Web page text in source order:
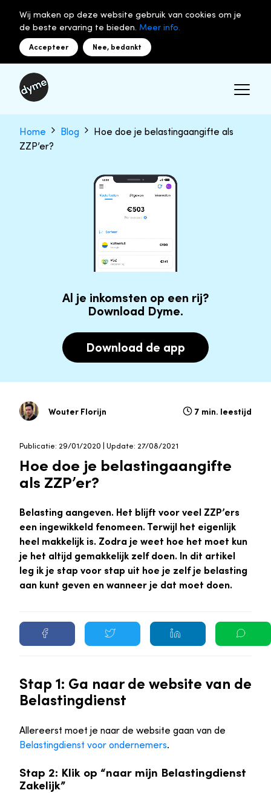
Wij maken op deze website gebruik van cookies om je
de beste ervaring te bieden. Meer info.
Accepteer Nee, bedankt
Home Blog
Hoe doe je belastingaangifte als
ZZP’er?
Al je inkomsten op een rij?
Download Dyme.
Download de app
Wouter Florijn 7 min. leestijd
Publicatie: 29/01/2020 | Update: 27/08/2021
Hoe doe je belastingaangifte
als ZZP’er?
Belasting aangeven. Het blijft voor veel ZZP’ers
een ingewikkeld fenomeen. Terwijl het eigenlijk
heel makkelijk is. Zodra je weet hoe het moet kun
je het altijd gemakkelijk zelf doen. In dit artikel
leg ik je stap voor stap uit hoe je zelf je belasting
aan kunt geven en wanneer je dat moet doen.
Stap 1: Ga naar de website van de
Belastingdienst
Allereerst moet je naar de website gaan van de
Belastingdienst voor ondernemers.
Stap 2: Klik op “naar mijn Belastingdienst
Zakelijk”